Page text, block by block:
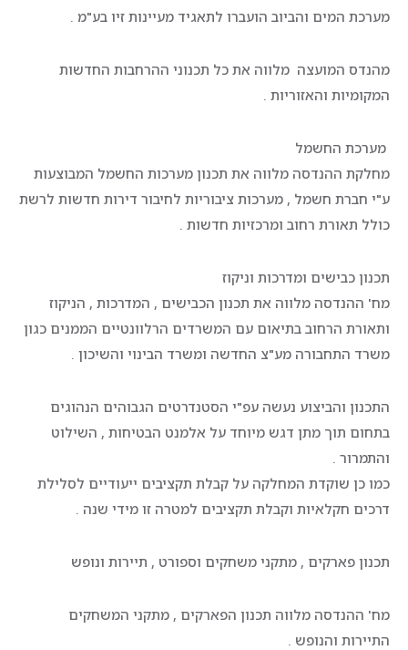
מערכת המים והביוב הועברו לתאגיד מעיינות זיו בע"מ .
מהנדס המועצה מלווה את כל תכנוני ההרחבות החדשות
המקומיות והאזוריות .
מערכת החשמל
מחלקת ההנדסה מלווה את תכנון מערכות החשמל המבוצעות
ע"י חברת חשמל , מערכות ציבוריות לחיבור דירות חדשות לרשת
כולל תאורת רחוב ומרכזיות חדשות .
תכנון כבישים ומדרכות וניקוז
מח' ההנדסה מלווה את תכנון הכבישים , המדרכות , הניקוז
ותאורת הרחוב בתיאום עם המשרדים הרלוונטיים הממנים כגון
משרד התחבורה מע"צ החדשה ומשרד הבינוי והשיכון .
התכנון והביצוע נעשה עפ"י הסטנדרטים הגבוהים הנהוגים
בתחום תוך מתן דגש מיוחד על אלמנט הבטיחות , השילוט
והתמרור .
כמו כן שוקדת המחלקה על קבלת תקציבים ייעודיים לסלילת
דרכים חקלאיות וקבלת תקציבים למטרה זו מידי שנה .
תכנון פארקים , מתקני משחקים וספורט , תיירות ונופש
מח' ההנדסה מלווה תכנון הפארקים , מתקני המשחקים
התיירות והנופש .